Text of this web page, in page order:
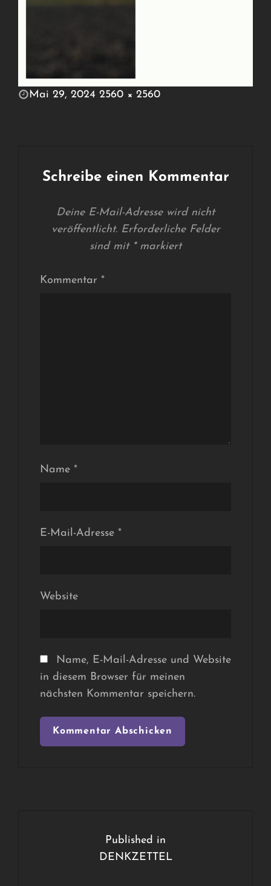
POSTED
Mai 29, 2024 2560 × 2560
Schreibe einen Kommentar
Deine E-Mail-Adresse wird nicht
veröffentlicht. Erforderliche Felder
sind mit *markiert
Kommentar *
Name *
E-Mail-Adresse *
Website
Name, E-Mail-Adresse und Website
in diesem Browser für meinen
nächsten Kommentar speichern.
Published in
DENKZETTEL